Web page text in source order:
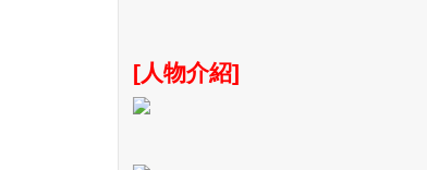
[人物介紹]